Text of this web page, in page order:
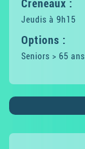
Créneaux :
Jeudis à 9h15
Options :
Seniors > 65 ans